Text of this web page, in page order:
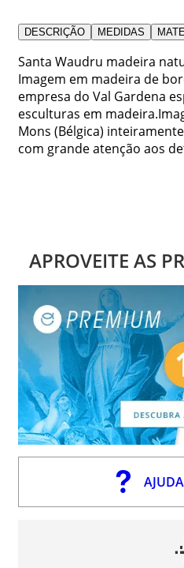
DESCRIÇÃO MEDIDAS
Santa Waudru madeira
Imagem em madeira de
empresa do Val Gardena
esculturas em
Mons (Bélgica)
com grande atenção aos
APROVEITE AS